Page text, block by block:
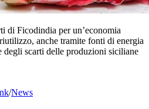
di Ficodindia per un’economia
anche tramite fonti di energia
scarti delle produzioni siciliane
/News